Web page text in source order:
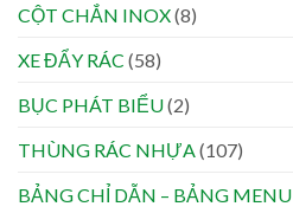
CỘT CHẮN INOX(8)
XE ĐẨY RÁC (58)
BỤC PHÁT BIỂU(2)
THÙNG RÁC NHỰA(107)
BẢNG CHỈ DẪN – BẢNG MENU